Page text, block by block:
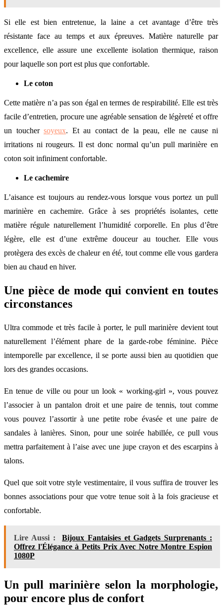
Si elle est bien entretenue, la laine a cet avantage d’être très
résistante face au temps et aux épreuves. Matière naturelle par
excellence, elle assure une excellente isolation thermique, raison
pour laquelle son port est plus que confortable.
Le coton
Cette matière n’a pas son égal en termes de respirabilité. Elle est très
facile d’entretien, procure une agréable sensation de légèreté et offre
un toucher soyeux. Et au contact de la peau, elle ne cause ni
irritations ni rougeurs. Il est donc normal qu’un pull marinière en
coton soit infiniment confortable.
Le cachemire
L’aisance est toujours au rendez-vous lorsque vous portez un pull
marinière en cachemire. Grâce à ses propriétés isolantes, cette
matière régule naturellement l’humidité corporelle. En plus d’être
légère, elle est d’une extrême douceur au toucher. Elle vous
protègera des excès de chaleur en été, tout comme elle vous gardera
bien au chaud en hiver.
Une pièce de mode qui convient en toutes
circonstances
Ultra commode et très facile à porter, le pull marinière devient tout
naturellement l’élément phare de la garde-robe féminine. Pièce
intemporelle par excellence, il se porte aussi bien au quotidien que
lors des grandes occasions.
En tenue de ville ou pour un look « working-girl », vous pouvez
l’associer à un pantalon droit et une paire de tennis, tout comme
vous pouvez l’assortir à une petite robe évasée et une paire de
sandales à lanières. Sinon, pour une soirée habillée, ce pull vous
mettra parfaitement à l’aise avec une jupe crayon et des escarpins à
talons.
Quel que soit votre style vestimentaire, il vous suffira de trouver les
bonnes associations pour que votre tenue soit à la fois gracieuse et
confortable.
Lire Aussi :
Bijoux Fantaisies et Gadgets Surprenants :
Offrez l'Élégance à Petits Prix Avec Notre Montre Espion
1080P
Un pull marinière selon la morphologie,
pour encore plus de confort